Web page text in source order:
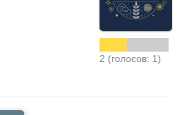
2 (голосов: 1)